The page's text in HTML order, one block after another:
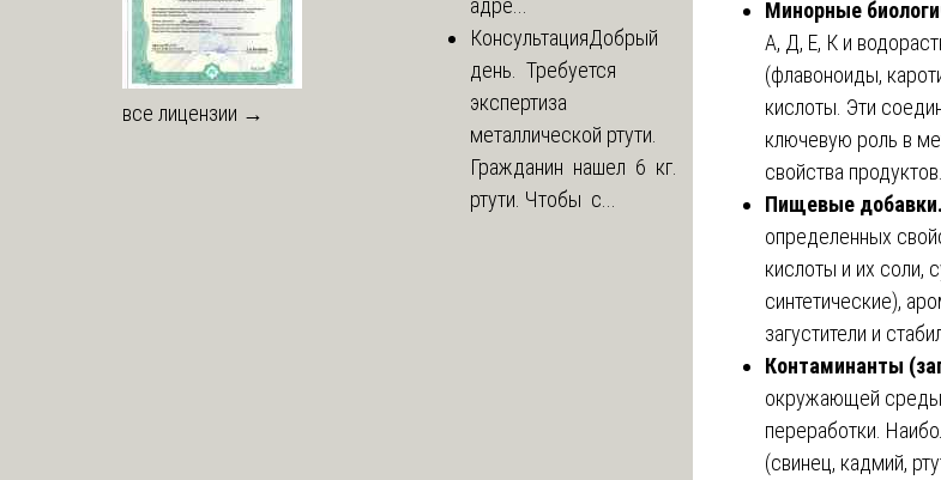
Минорные
А, Д, Е, К и
(флавоноиды,
кислоты. Эти
ключевую роль в
свойства продуктов.
Пищевые добавки.
определенных
кислоты и их соли,
синтетические),
загустители и
Контаминанты
окружающей
переработки.
(свинец, кадмий,
все лицензии →
адре...
КонсультацияДобрый
день. Требуется
экспертиза
металлической ртути.
Гражданин нашел 6 кг.
ртути. Чтобы с...